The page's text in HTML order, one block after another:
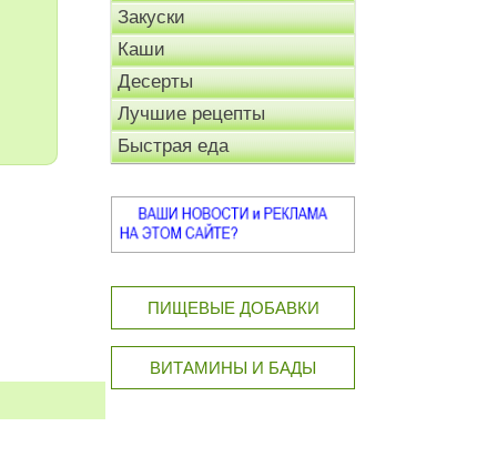
Закуски
Каши
Десерты
Лучшие рецепты
Быстрая еда
ПИЩЕВЫЕ ДОБАВКИ
ВИТАМИНЫ И БАДЫ